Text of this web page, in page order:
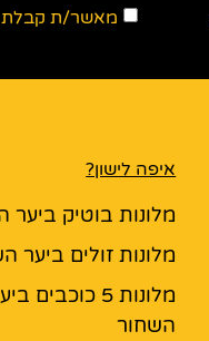
מאשר/ת קבלת
איפה לישון?
מלונות בוטיק ביער
מלונות זולים ביער
מלונות 5 כוכבים
השחור